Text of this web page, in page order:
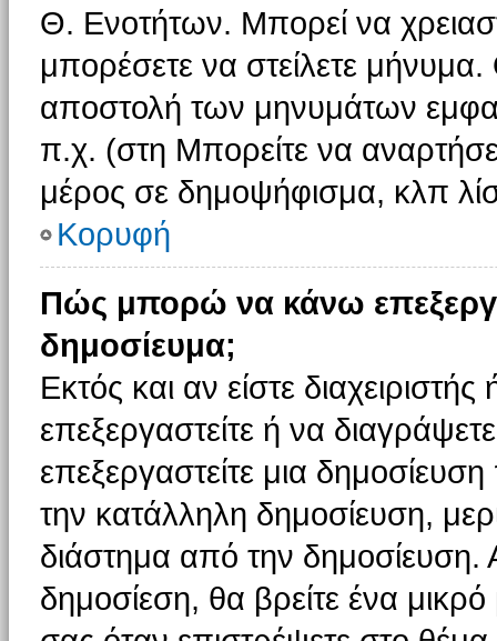
Θ. Ενοτήτων. Μπορεί να
μπορέσετε να στείλετε μήνυμα.
αποστολή των μηνυμάτων
π.χ. (στη Μπορείτε να
μέρος σε δημοψήφισμα, κλπ
Κορυφή
Πώς μπορώ να κάνω
δημοσίευμα;
Εκτός και αν είστε
επεξεργαστείτε ή να
επεξεργαστείτε μια
την κατάλληλη δημοσίευση,
διάστημα από την δημοσίευση.
δημοσίεση, θα βρείτε ένα